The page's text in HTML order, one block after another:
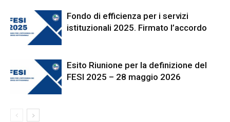
Fondo di efficienza per i servizi
istituzionali 2025. Firmato l’accordo
Esito Riunione per la definizione del
FESI 2025 – 28 maggio 2026